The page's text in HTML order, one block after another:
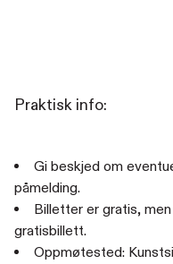
Praktisk info:
Gi beskjed om
påmelding.
Billetter er gratis,
gratisbillett.
Oppmøtested: